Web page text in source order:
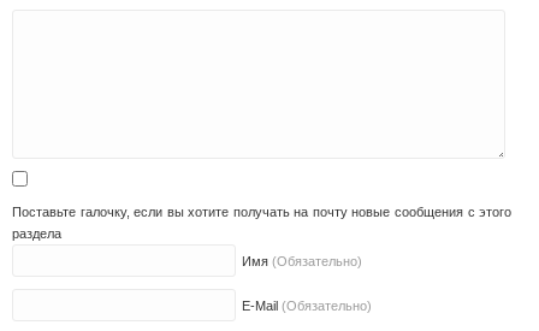
Поставьте галочку, если вы хотите получать на почту новые сообщения с этого
раздела
Имя (Обязательно)
E-Mail (Обязательно)